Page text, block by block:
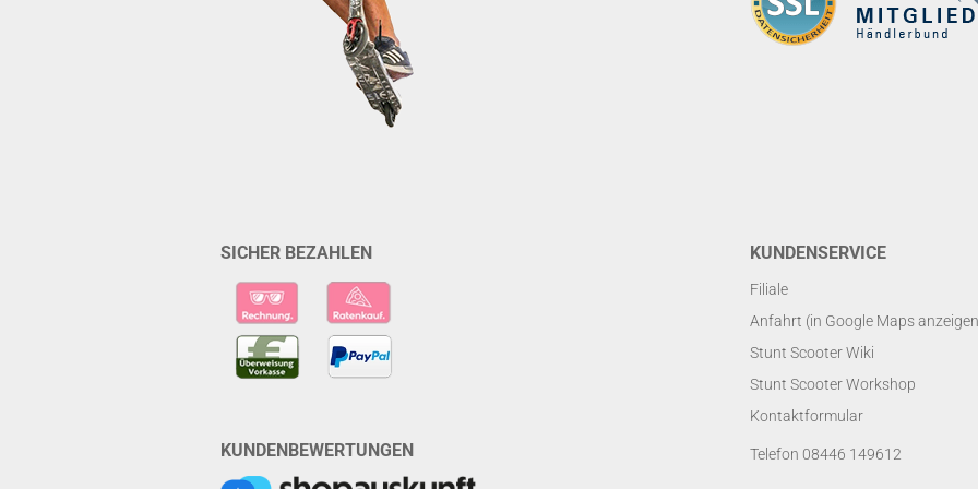
SICHER BEZAHLEN
KUNDENBEWERTUNGEN
KUNDENSERVICE
Filiale
Anfahrt (in Google Maps
Stunt Scooter Wiki
Stunt Scooter Workshop
Kontaktformular
Telefon 08446 149612